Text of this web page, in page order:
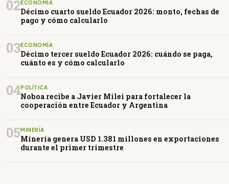
02ECONOMÍA
Décimo cuarto sueldo Ecuador 2026: monto, fechas de
pago y cómo calcularlo
03ECONOMÍA
Décimo tercer sueldo Ecuador 2026: cuándo se paga,
cuánto es y cómo calcularlo
04POLÍTICA
Noboa recibe a Javier Milei para fortalecer la
cooperación entre Ecuador y Argentina
05MINERÍA
Minería genera USD 1.381 millones en exportaciones
durante el primer trimestre